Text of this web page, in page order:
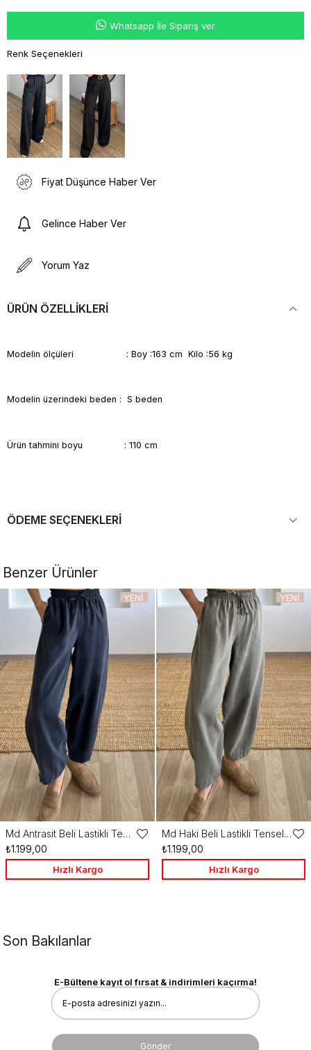
Whatsapp İle Sipariş ver
Renk Seçenekleri
Fiyat Düşünce Haber Ver
Gelince Haber Ver
Yorum Yaz
ÜRÜN ÖZELLIKLERI
Modelin ölçüleri : Boy :163 cm Kilo :56 kg
Modelin üzerindeki beden : S beden
Ürün tahmini boyu : 110 cm
ÖDEME SEÇENEKLERI
Benzer Ürünler
YENI
ÜRÜN
Md Antrasit Beli Lastikli Tensel Şalvar Pantolon
Favorilere
Ekle
₺1.199,00
Hızlı Kargo
YENI
ÜRÜN
Md Haki Beli Lastikli Tensel Şalvar Pantolon
Ekle
₺1.199,00
Hızlı Kargo
Son Bakılanlar
E-Bültene kayıt ol fırsat & indirimleri kaçırma!
Gönder